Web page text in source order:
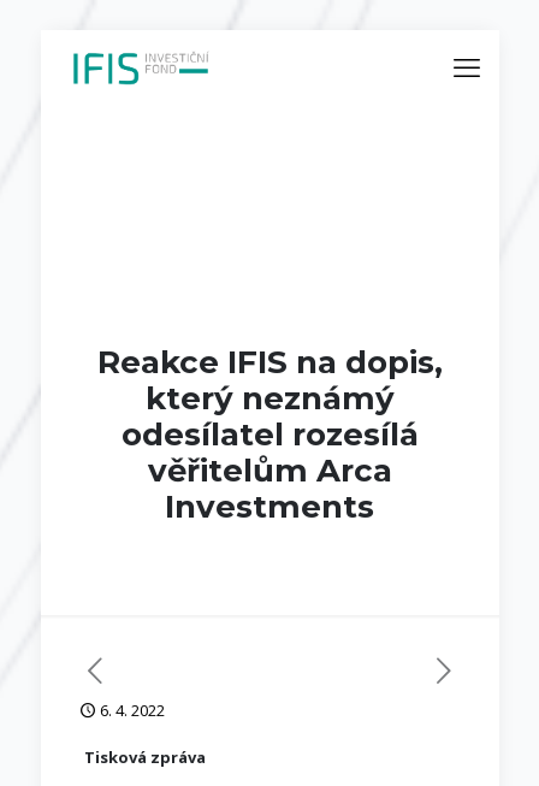
Reakce IFIS na dopis,
který neznámý
odesílatel rozesílá
věřitelům Arca
Investments
6. 4. 2022
Tisková zpráva